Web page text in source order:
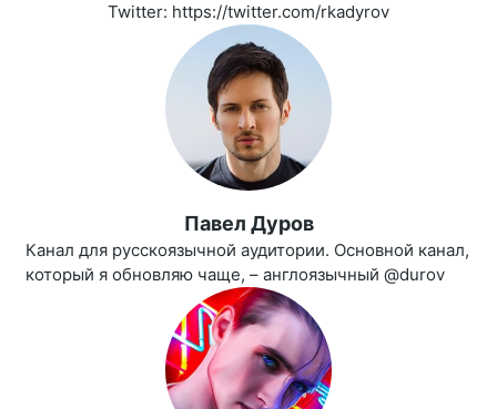
Twitter: https://twitter.com/rkadyrov
Павел Дуров
Канал для русскоязычной аудитории. Основной канал,
который я обновляю чаще, – англоязычный @durov